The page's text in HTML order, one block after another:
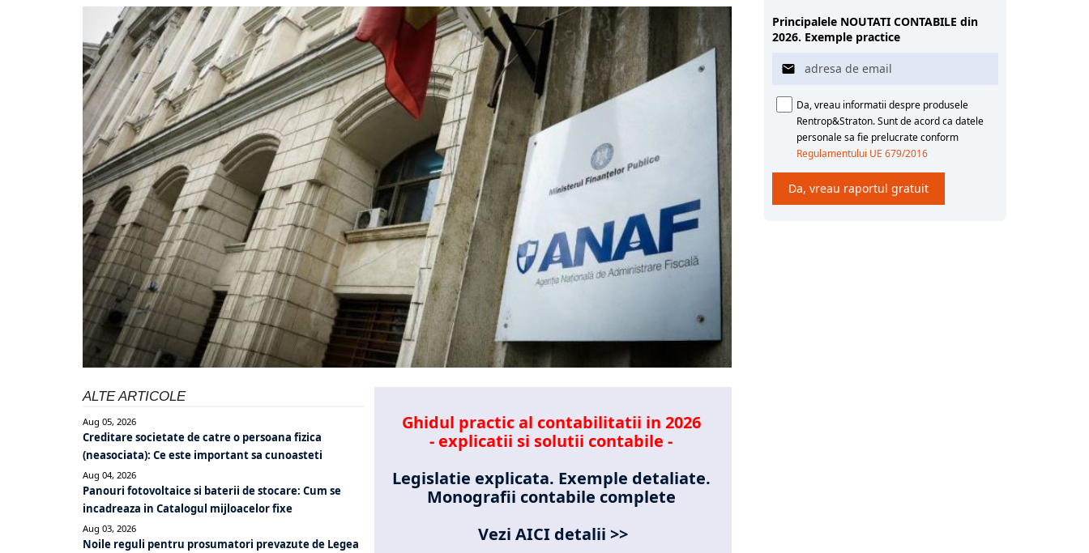
ALTE ARTICOLE
Aug 05, 2026
Creditare societate de catre o persoana fizica
(neasociata): Ce este important sa cunoasteti
Aug 04, 2026
Panouri fotovoltaice si baterii de stocare: Cum se
incadreaza in Catalogul mijloacelor fixe
Aug 03, 2026
Noile reguli pentru prosumatori prevazute de Legea
Ghidul practic al contabilitatii in 2026
- explicatii si solutii contabile -
Legislatie explicata. Exemple detaliate.
Monografii contabile complete
Vezi AICI detalii >>
Principalele NOUTATI CONTABILE din
2026. Exemple practice

Da, vreau informatii despre produsele
Rentrop&Straton. Sunt de acord ca datele
personale sa fie prelucrate conform
Regulamentului UE 679/2016